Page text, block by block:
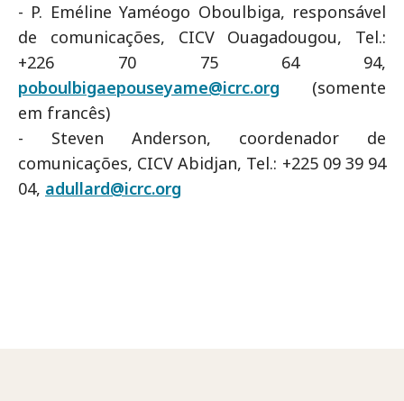
- P. Eméline Yaméogo Oboulbiga, responsável
de comunicações, CICV Ouagadougou, Tel.:
+226 70 75 64 94,
poboulbigaepouseyame@icrc.org (somente
em francês)
- Steven Anderson, coordenador de
comunicações, CICV Abidjan, Tel.: +225 09 39 94
04, adullard@icrc.org